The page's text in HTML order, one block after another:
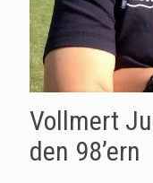
Vollmert
den 98’ern